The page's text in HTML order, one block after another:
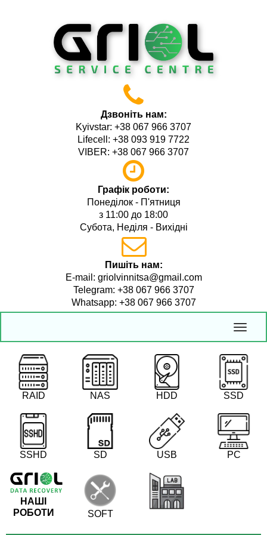
Дзвоніть нам:
Kyivstar: +38 067 966 3707
Lifecell: +38 093 919 7722
VIBER: +38 067 966 3707
Графік роботи:
Понеділок - П'ятниця
з 11:00 до 18:00
Субота, Неділя - Вихідні
Пишіть нам:
E-mail: griolvinnitsa@gmail.com
Telegram: +38 067 966 3707
Whatsapp: +38 067 966 3707
RAID NAS HDD SSD
SSHD SD USB PC
НАШІ
РОБОТИ
SOFT